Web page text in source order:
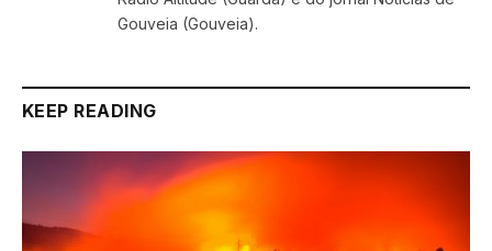
Gouveia (Gouveia).
KEEP READING